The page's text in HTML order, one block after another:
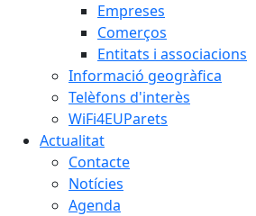
Empreses
Comerços
Entitats i associacions
Informació geogràfica
Telèfons d'interès
WiFi4EUParets
Actualitat
Contacte
Notícies
Agenda